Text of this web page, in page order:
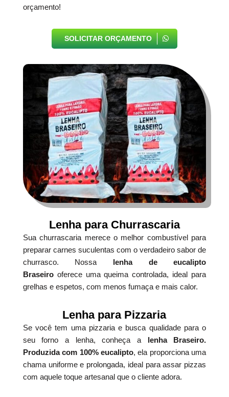
orçamento!
SOLICITAR ORÇAMENTO
Lenha para Churrascaria
Sua churrascaria merece o melhor combustível para
preparar carnes suculentas com o verdadeiro sabor de
churrasco. Nossa lenha de eucalipto
Braseirooferece uma queima controlada, ideal para
grelhas e espetos, com menos fumaça e mais calor.
Lenha para Pizzaria
Se você tem uma pizzaria e busca qualidade para o
seu forno a lenha, conheça a lenha Braseiro.
Produzida com 100% eucalipto, ela proporciona uma
chama uniforme e prolongada, ideal para assar pizzas
com aquele toque artesanal que o cliente adora.